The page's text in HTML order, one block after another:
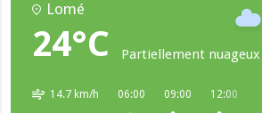
Lomé
24°C Partiellement nuageux
14.7 km/h 06:00 09:00 12:00